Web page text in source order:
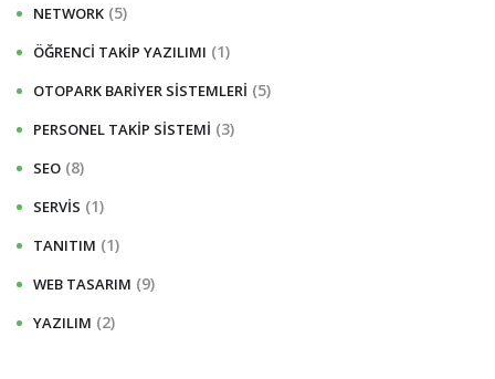
NETWORK (5)
ÖĞRENCI TAKIP YAZILIMI (1)
OTOPARK BARIYER SISTEMLERI (5)
PERSONEL TAKIP SISTEMI (3)
SEO (8)
SERVIS (1)
TANITIM (1)
WEB TASARIM (9)
YAZILIM (2)